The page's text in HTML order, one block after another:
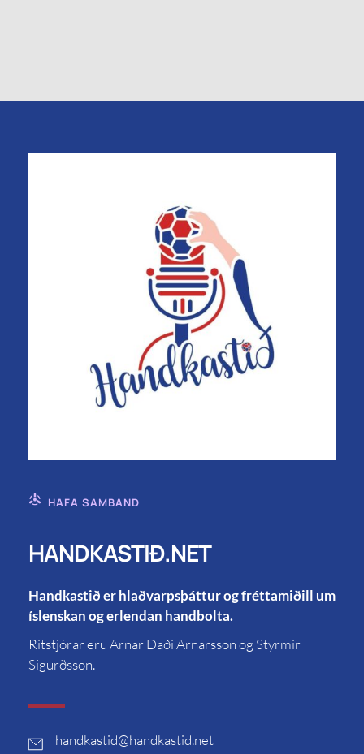
HAFA SAMBAND
HANDKASTIÐ.NET
Handkastið er hlaðvarpsþáttur og fréttamiðill um
íslenskan og erlendan handbolta.
Ritstjórar eru Arnar Daði Arnarsson og Styrmir
Sigurðsson.
handkastid@handkastid.net